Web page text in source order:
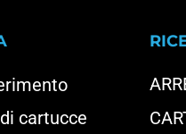
cartucce